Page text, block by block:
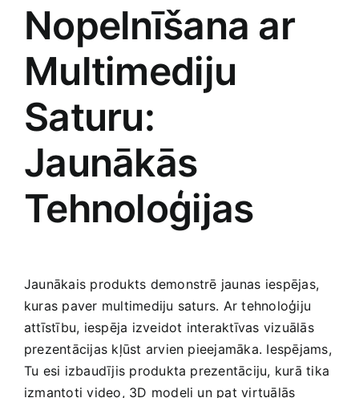
Nopelnīšana ar
Multimediju
Saturu:
Jaunākās
Tehnoloģijas
Jaunākais produkts demonstrē jaunas ⁣iespējas,
kuras paver multimediju saturs.‍ Ar ​tehnoloģiju
attīstību, iespēja izveidot interaktīvas vizuālās
prezentācijas ​kļūst arvien pieejamāka. Iespējams,
Tu‌ esi izbaudījis produkta prezentāciju, kurā tika
izmantoti video, 3D modeļi un pat virtuālās